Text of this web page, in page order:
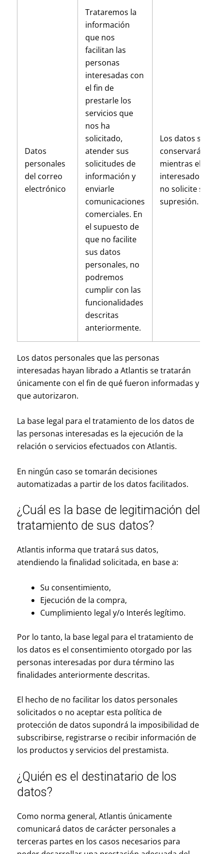
Datos
personales
del correo
electrónico
Trataremos la
información
que nos
facilitan las
personas
interesadas con
el fin de
prestarle los
servicios que
nos ha
solicitado,
atender sus
solicitudes de
información y
enviarle
comunicaciones
comerciales. En
el supuesto de
que no facilite
sus datos
personales, no
podremos
cumplir con las
funcionalidades
descritas
anteriormente.
Los datos se
conservarán
mientras el
interesado
no solicite su
supresión.
Los datos personales que las personas
interesadas hayan librado a Atlantis se tratarán
únicamente con el fin de qué fueron informadas y
que autorizaron.
La base legal para el tratamiento de los datos de
las personas interesadas es la ejecución de la
relación o servicios efectuados con Atlantis.
En ningún caso se tomarán decisiones
automatizadas a partir de los datos facilitados.
¿Cuál es la base de legitimación del
tratamiento de sus datos?
Atlantis informa que tratará sus datos,
atendiendo la finalidad solicitada, en base a:
Su consentimiento,
Ejecución de la compra,
Cumplimiento legal y/o Interés legítimo.
Por lo tanto, la base legal para el tratamiento de
los datos es el consentimiento otorgado por las
personas interesadas por dura término las
finalidades anteriormente descritas.
El hecho de no facilitar los datos personales
solicitados o no aceptar esta política de
protección de datos supondrá la imposibilidad de
subscribirse, registrarse o recibir información de
los productos y servicios del prestamista.
¿Quién es el destinatario de los
datos?
Como norma general, Atlantis únicamente
comunicará datos de carácter personales a
terceras partes en los casos necesarios para